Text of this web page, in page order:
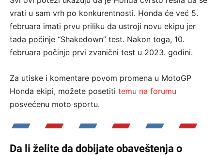
vrati u sam vrh po konkurentnosti. Honda će već 5.
februara imati prvu priliku da ustroji novu ekipu jer
tada počinje “Shakedown” test. Nakon toga, 10.
februara počinje prvi zvanični test u 2023. godini.
Za utiske i komentare povom promena u MotoGP
Honda ekipi, možete posetiti temu na forumu
posvećenu moto sportu.
Da li želite da dobijate obaveštenja o